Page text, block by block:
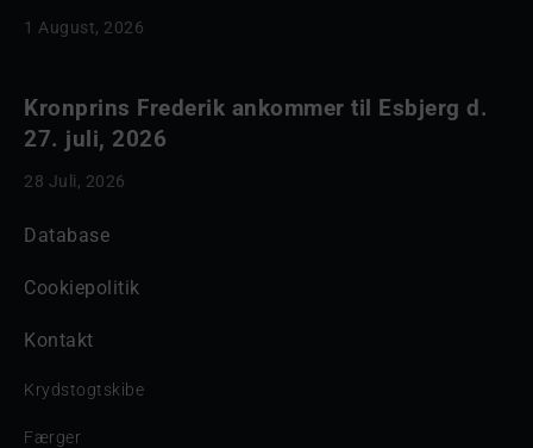
1 August, 2026
Kronprins Frederik ankommer til Esbjerg d.
27. juli, 2026
28 Juli, 2026
Database
Cookiepolitik
Kontakt
Krydstogtskibe
Færger